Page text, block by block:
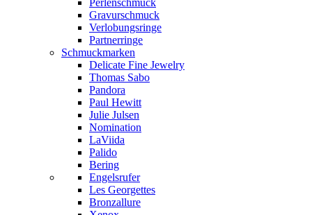
Perlenschmuck
Gravurschmuck
Verlobungsringe
Partnerringe
Schmuckmarken
Delicate Fine Jewelry
Thomas Sabo
Pandora
Paul Hewitt
Julie Julsen
Nomination
LaViida
Palido
Bering
Engelsrufer
Les Georgettes
Bronzallure